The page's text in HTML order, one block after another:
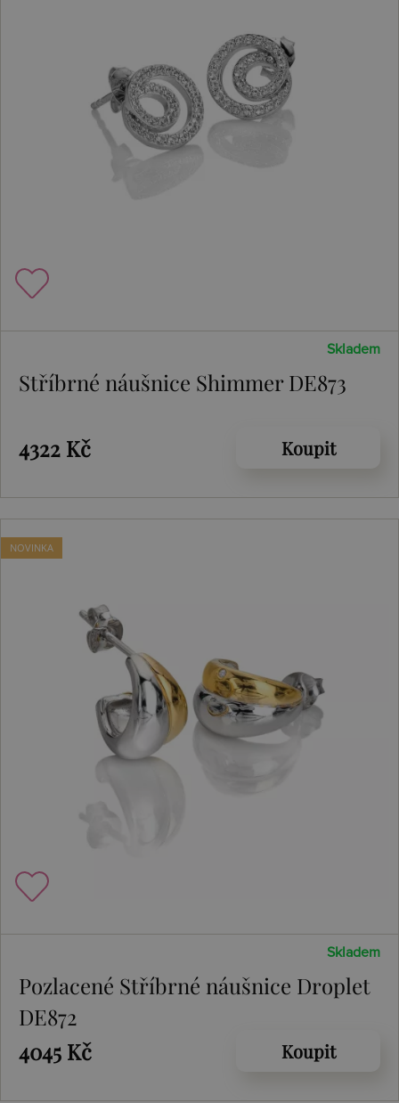
Skladem
Stříbrné náušnice Shimmer DE873
4322 Kč Koupit
NOVINKA
Skladem
Pozlacené Stříbrné náušnice Droplet
DE872
4045 Kč
Koupit